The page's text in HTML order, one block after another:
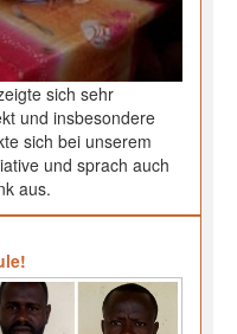
sich sehr
und insbesondere
sich bei unserem
und sprach auch
aus.